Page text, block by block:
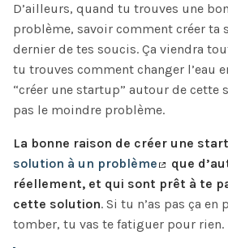
D’ailleurs, quand tu trouves une
problème, savoir comment créer ta
dernier de tes soucis. Ça viendra
tu trouves comment changer l’eau
“créer une startup” autour de cette
pas le moindre problème.
La bonne raison de créer une
solution à un problème
que
réellement, et qui sont prêt à te
cette solution. Si tu n’as pas ça en
tomber, tu vas te fatiguer pour rien.